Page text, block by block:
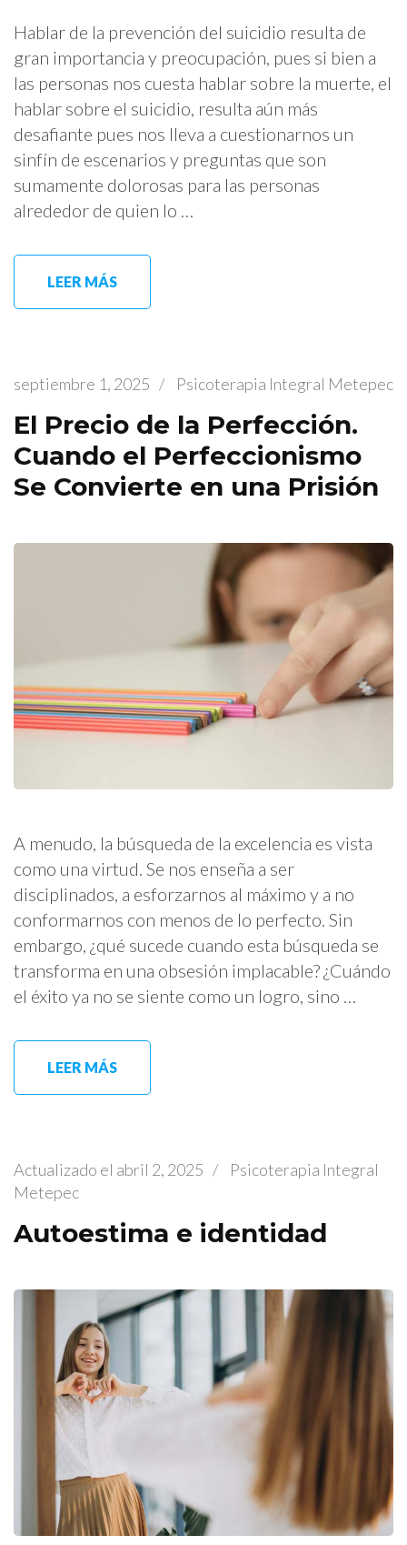
Hablar de la prevención del suicidio resulta de
gran importancia y preocupación, pues si bien a
las personas nos cuesta hablar sobre la muerte, el
hablar sobre el suicidio, resulta aún más
desafiante pues nos lleva a cuestionarnos un
sinfín de escenarios y preguntas que son
sumamente dolorosas para las personas
alrededor de quien lo …
LEER MÁS
septiembre 1, 2025 / Psicoterapia Integral Metepec
El Precio de la Perfección.
Cuando el Perfeccionismo
Se Convierte en una Prisión
A menudo, la búsqueda de la excelencia es vista
como una virtud. Se nos enseña a ser
disciplinados, a esforzarnos al máximo y a no
conformarnos con menos de lo perfecto. Sin
embargo, ¿qué sucede cuando esta búsqueda se
transforma en una obsesión implacable? ¿Cuándo
el éxito ya no se siente como un logro, sino …
LEER MÁS
Actualizado el abril 2, 2025 /
Psicoterapia Integral
Metepec
Autoestima e identidad